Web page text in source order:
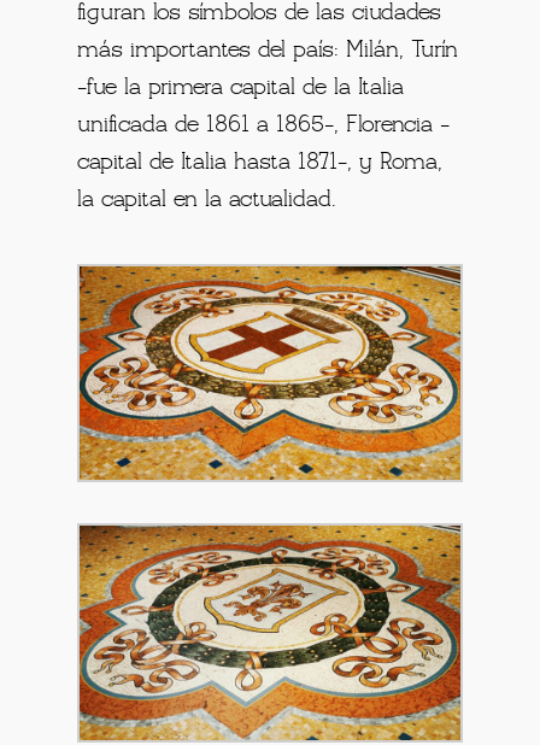
figuran los símbolos de las ciudades
más importantes del país: Milán, Turín
-fue la primera capital de la Italia
unificada de 1861 a 1865-, Florencia -
capital de Italia hasta 1871-, y Roma,
la capital en la actualidad.